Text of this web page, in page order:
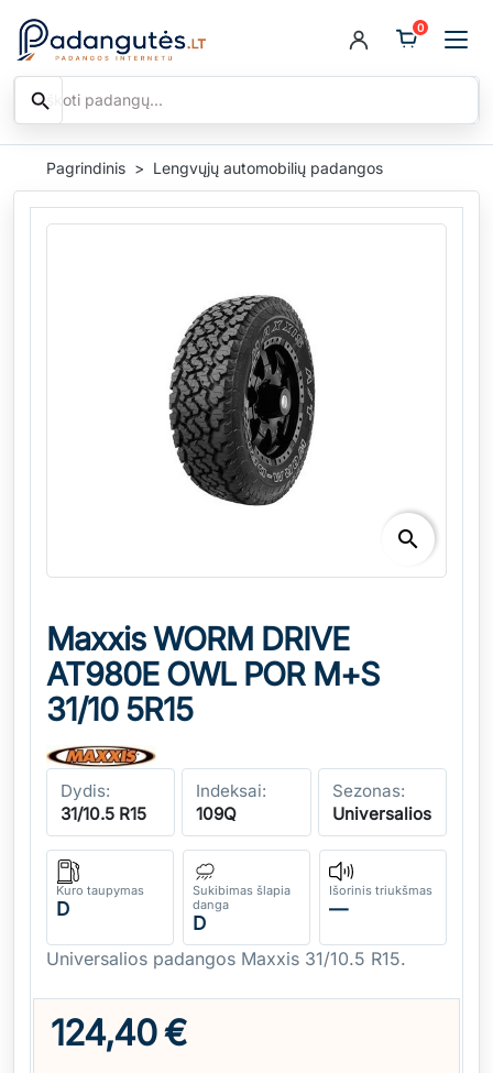
Ieškoti
search
0
Pagrindinis Lengvųjų automobilių padangos
search
Maxxis WORM DRIVE
AT980E OWL POR M+S
31/10 5R15
Dydis:
31/10.5 R15
Indeksai:
109Q
Sezonas:
Universalios
Kuro taupymas
D
Sukibimas šlapia
danga
D
Išorinis triukšmas
—
Universalios padangos Maxxis 31/10.5 R15.
124,40 €